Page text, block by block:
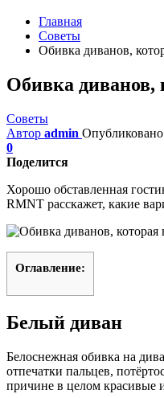
Главная
Советы
Обивка диванов,
Обивка
Советы
Автор admin Опубликовано
0
Поделится
Хорошо обставленная
RMNT расскажет, какие
Оглавление:
Белый диван
Белоснежная обивка на
отпечатки пальцев,
причине в целом красивые